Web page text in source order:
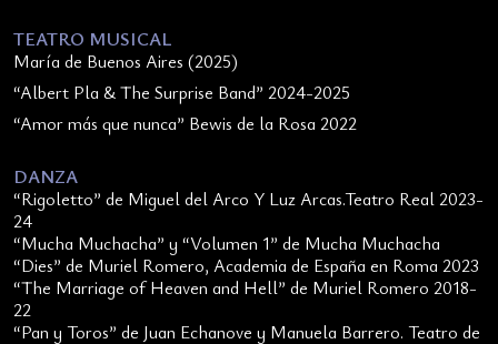
TEATRO MUSICAL
María de Buenos Aires (2025)
“Albert Pla & The Surprise Band” 2024-2025
“Amor más que nunca” Bewis de la Rosa 2022
DANZA
“Rigoletto” de Miguel del Arco Y Luz Arcas.Teatro Real 2023-
24
“Mucha Muchacha” y “Volumen 1” de Mucha Muchacha
“Dies” de Muriel Romero, Academia de España en Roma 2023
“The Marriage of Heaven and Hell” de Muriel Romero 2018-
22
“Pan y Toros” de Juan Echanove y Manuela Barrero. Teatro de